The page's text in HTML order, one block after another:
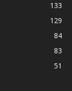
133
129
84
83
51